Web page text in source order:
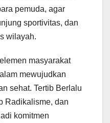
pemuda, agar
sportivitas, dan
wilayah.
masyarakat
mewujudkan
sehat. Tertib Berlalu
Radikalisme, dan
komitmen